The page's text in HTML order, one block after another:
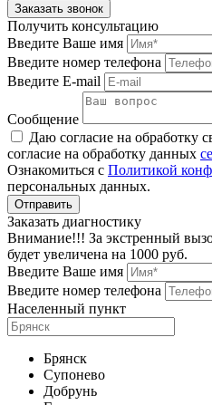
Получить консультацию
Введите Ваше имя
Введите номер телефона
Введите E-mail
Сообщение
Даю согласие на обработку
согласие на обработку данных
Ознакомиться с Политикой
персональных данных.
Заказать диагностику
Внимание!!! За экстренный
будет увеличена на 1000 руб.
Введите Ваше имя
Введите номер телефона
Населенный пункт
Брянск
Супонево
Добрунь